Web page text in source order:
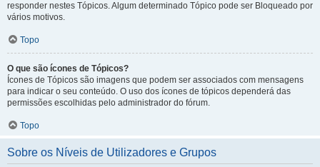
responder nestes Tópicos. Algum determinado Tópico pode ser Bloqueado por
vários motivos.
Topo
O que são ícones de Tópicos?
Ícones de Tópicos são imagens que podem ser associados com mensagens
para indicar o seu conteúdo. O uso dos ícones de tópicos dependerá das
permissões escolhidas pelo administrador do fórum.
Topo
Sobre os Níveis de Utilizadores e Grupos